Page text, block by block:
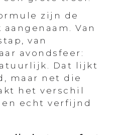
zijn de
Van
van
avondsfeer:
Dat lijkt
maar net die
het verschil
echt verfijnd